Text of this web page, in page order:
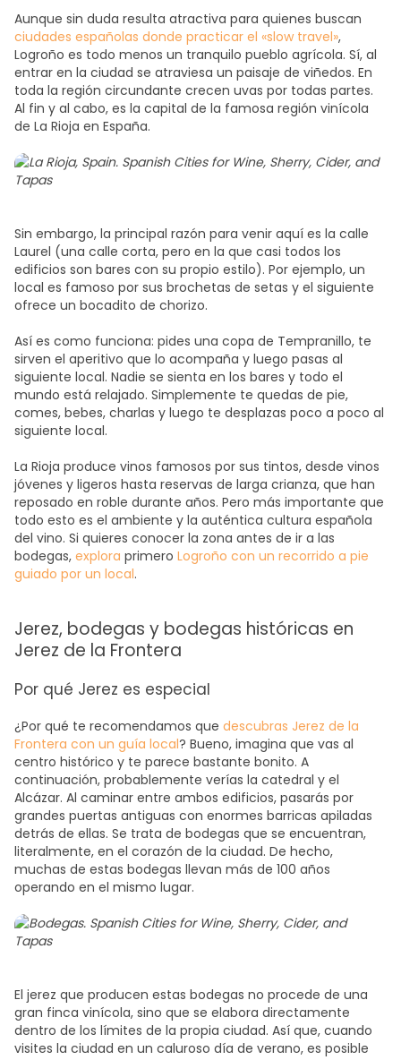
Aunque sin duda resulta atractiva para quienes buscan
ciudades españolas donde practicar el «slow travel»,
Logroño es todo menos un tranquilo pueblo agrícola. Sí, al
entrar en la ciudad se atraviesa un paisaje de viñedos. En
toda la región circundante crecen uvas por todas partes.
Al fin y al cabo, es la capital de la famosa región vinícola
de La Rioja en España.
Sin embargo, la principal razón para venir aquí es la calle
Laurel (una calle corta, pero en la que casi todos los
edificios son bares con su propio estilo). Por ejemplo, un
local es famoso por sus brochetas de setas y el siguiente
ofrece un bocadito de chorizo.
Así es como funciona: pides una copa de Tempranillo, te
sirven el aperitivo que lo acompaña y luego pasas al
siguiente local. Nadie se sienta en los bares y todo el
mundo está relajado. Simplemente te quedas de pie,
comes, bebes, charlas y luego te desplazas poco a poco al
siguiente local.
La Rioja produce vinos famosos por sus tintos, desde vinos
jóvenes y ligeros hasta reservas de larga crianza, que han
reposado en roble durante años. Pero más importante que
todo esto es el ambiente y la auténtica cultura española
del vino. Si quieres conocer la zona antes de ir a las
bodegas, explora primero Logroño con un recorrido a pie
guiado por un local.
Jerez, bodegas y bodegas históricas en
Jerez de la Frontera
Por qué Jerez es especial
¿Por qué te recomendamos que descubras Jerez de la
Frontera con un guía local? Bueno, imagina que vas al
centro histórico y te parece bastante bonito. A
continuación, probablemente verías la catedral y el
Alcázar. Al caminar entre ambos edificios, pasarás por
grandes puertas antiguas con enormes barricas apiladas
detrás de ellas. Se trata de bodegas que se encuentran,
literalmente, en el corazón de la ciudad. De hecho,
muchas de estas bodegas llevan más de 100 años
operando en el mismo lugar.
El jerez que producen estas bodegas no procede de una
gran finca vinícola, sino que se elabora directamente
dentro de los límites de la propia ciudad. Así que, cuando
visites la ciudad en un caluroso día de verano, es posible